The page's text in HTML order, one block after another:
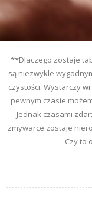
**Dlaczego zostaje
są niezwykle
czystości. Wystarczy
pewnym czasie
Jednak czasami
zmywarce zostaje
Czy to